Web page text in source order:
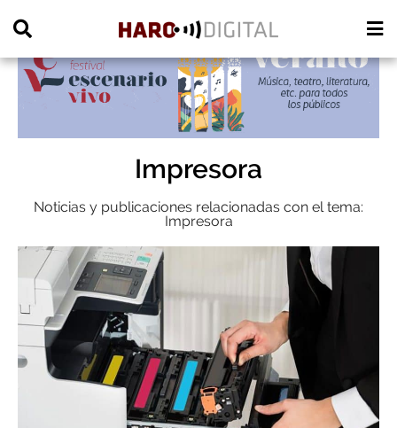
Impresora
Noticias y publicaciones relacionadas con el tema:
Impresora